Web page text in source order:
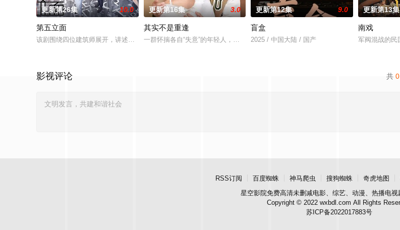
更新第26集 10.0
第五立面
该剧围绕四位建筑师展开，讲述了他们在中意合作项目中面对专业挑战与境外竞争，通过创新实践实现本土设计理念突破的故
更新第16集 3.0
其实不是重逢
一群怀揣各自“失意”的年轻人，在沿海小城南安相遇相知，他们决心各展所长创办旅行社
更新第12集 9.0
盲盒
2025 / 中国大陆 / 国产
更新第13集
南戏
军阀混战的民
共 0
影视评论
RSS订阅 百度蜘蛛 神马爬虫 搜狗蜘蛛 奇虎地图
星空影院免费高清未删减电影、综艺、动漫、热播电视
Copyright © 2022 wxbdl.com All Rights
苏ICP备2022017883号